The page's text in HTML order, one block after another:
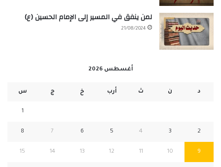
لمن ينفق في المسير إلى الإمام الحسين (ع)
21/08/2024
أغسطس 2026
د ن ث أرب خ ج س
1
2
3
4
5
6
7
8
9
10
11
12
13
14
15